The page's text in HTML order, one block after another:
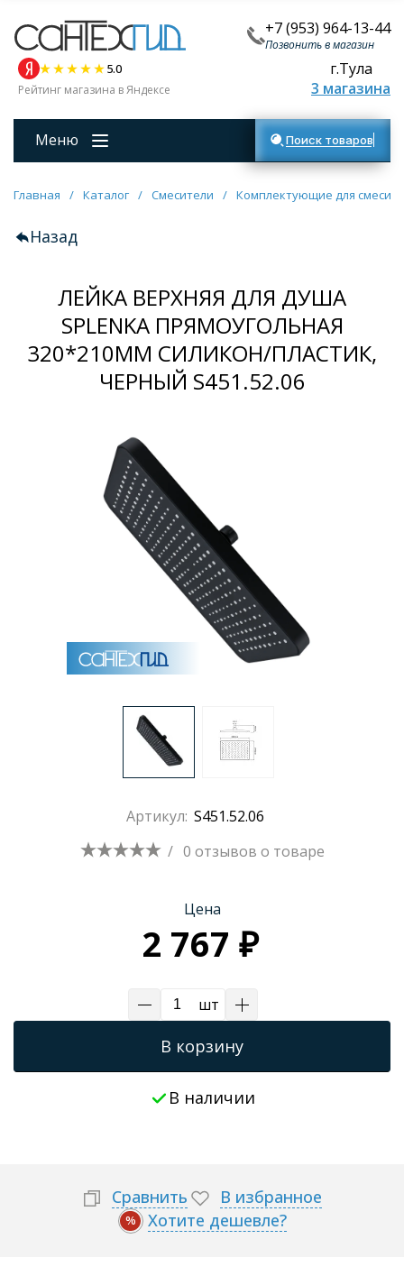
+7 (953) 964-13-44
Позвонить в магазин
5.0
Рейтинг магазина в Яндексе
г.Тула
3 магазина
Меню Поиск товаров
Главная / Каталог / Смесители / Комплектующие для
Назад
ЛЕЙКА ВЕРХНЯЯ ДЛЯ ДУША
SPLENKA ПРЯМОУГОЛЬНАЯ
320*210ММ СИЛИКОН/ПЛАСТИК,
ЧЕРНЫЙ S451.52.06
Артикул: S451.52.06
/ 0 отзывов о товаре
Цена
2 767 ₽
шт
В корзину
В наличии
Сравнить В избранное
% Хотите дешевле?